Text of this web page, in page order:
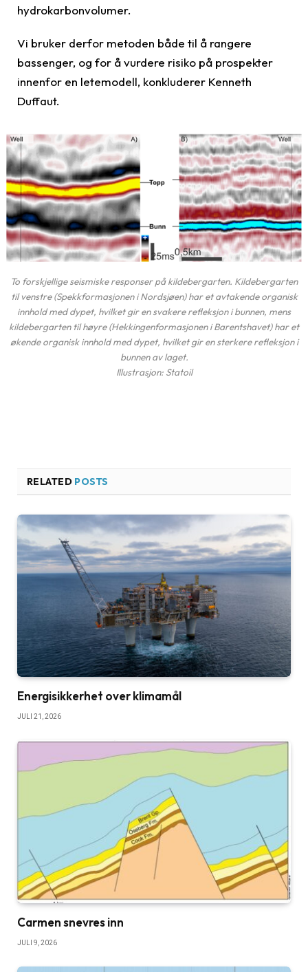
hydrokarbonvolumer.
Vi bruker derfor metoden både til å rangere
bassenger, og for å vurdere risiko på prospekter
innenfor en letemodell, konkluderer Kenneth
Duffaut.
To forskjellige seismiske responser på kildebergarten. Kildebergarten
til venstre (Spekkformasjonen i Nordsjøen) har et avtakende organisk
innhold med dypet, hvilket gir en svakere refleksjon i bunnen, mens
kildebergarten til høyre (Hekkingenformasjonen i Barentshavet) har et
økende organisk innhold med dypet, hvilket gir en sterkere refleksjon i
bunnen av laget.
Illustrasjon: Statoil
RELATED POSTS
Energisikkerhet over klimamål
JULI 21, 2026
Carmen snevres inn
JULI 9, 2026